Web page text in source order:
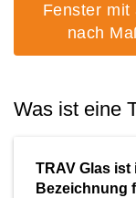
WEITERE FENSTER
Bogenfenster
Abschließbare
Haustüren mit
Sektionaltor
Fenster mit
nach
Was ist eine
TRAV Glas ist
Bezeichnung